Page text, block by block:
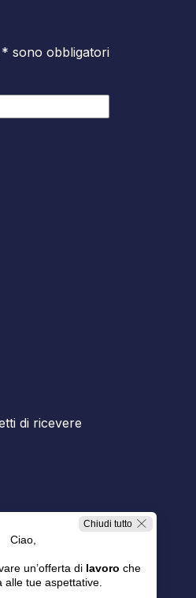
sono obbligatori
di ricevere
Chiudi tutto
Ciao,
un’offerta di lavoro che
alle tue aspettative.